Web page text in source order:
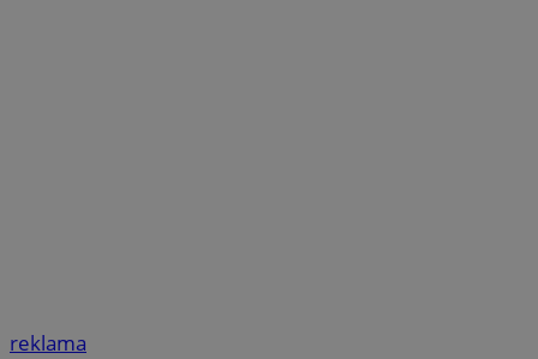
reklama